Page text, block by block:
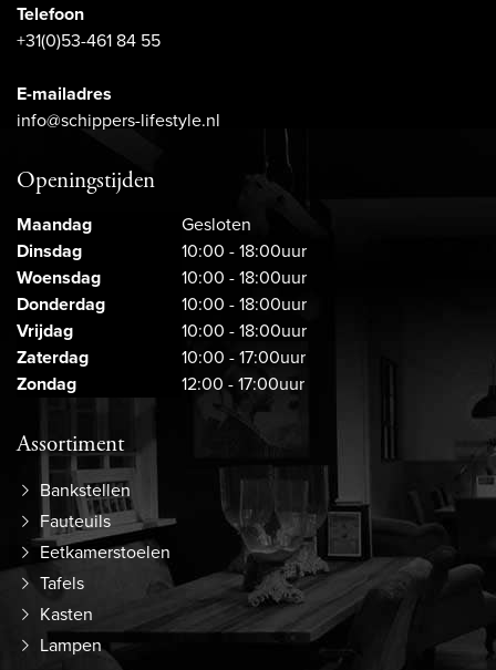
Telefoon
+31(0)53-461 84 55
E-mailadres
info@schippers-lifestyle.nl
Openingstijden
Maandag
Gesloten
Dinsdag
10:00 - 18:00uur
Woensdag
10:00 - 18:00uur
Donderdag
10:00 - 18:00uur
Vrijdag
10:00 - 18:00uur
Zaterdag
10:00 - 17:00uur
Zondag
12:00 - 17:00uur
Assortiment
Bankstellen
Fauteuils
Eetkamerstoelen
Tafels
Kasten
Lampen